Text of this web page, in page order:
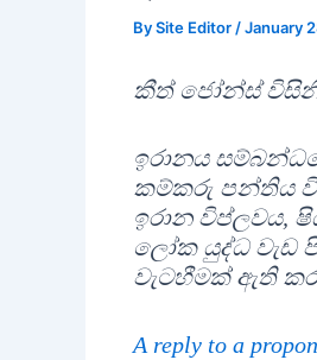
BySite Editor /January
කීත් ජෝන්ස්
ඉරානය
කම්කරු පන්තිය
ඉරාන විප්ලවය,
ලෝක යුද්ධ වැඩ
වැටහීමක් ඇති කර
A reply to a